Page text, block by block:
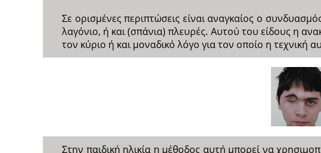
Σε ορισμένες περιπτώσεις είναι αναγκαίος ο
λαγόνιο, ή και (σπάνια) πλευρές. Αυτού του είδους η
τον κύριο ή και μοναδικό λόγο για τον οποίο η τεχνική
Στην παιδική ηλικία η μέθοδος αυτή μπορεί να